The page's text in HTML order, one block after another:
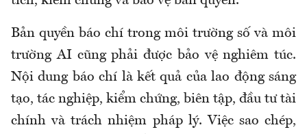
Bản quyền báo chí trong môi trường số và môi
trường AI cũng phải được bảo vệ nghiêm túc.
Nội dung báo chí là kết quả của lao động sáng
tạo, tác nghiệp, kiểm chứng, biên tập, đầu tư tài
chính và trách nhiệm pháp lý. Việc sao chép,